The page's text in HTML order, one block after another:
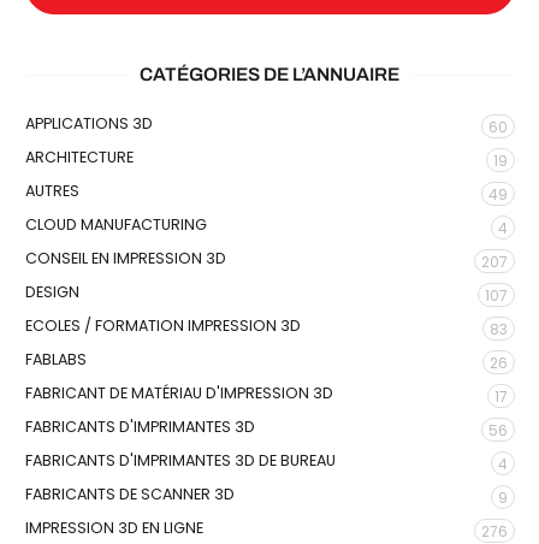
CATÉGORIES DE L’ANNUAIRE
APPLICATIONS 3D
60
ARCHITECTURE
19
AUTRES
49
CLOUD MANUFACTURING
4
CONSEIL EN IMPRESSION 3D
207
DESIGN
107
ECOLES / FORMATION IMPRESSION 3D
83
FABLABS
26
FABRICANT DE MATÉRIAU D'IMPRESSION 3D
17
FABRICANTS D'IMPRIMANTES 3D
56
FABRICANTS D'IMPRIMANTES 3D DE BUREAU
4
FABRICANTS DE SCANNER 3D
9
IMPRESSION 3D EN LIGNE
276